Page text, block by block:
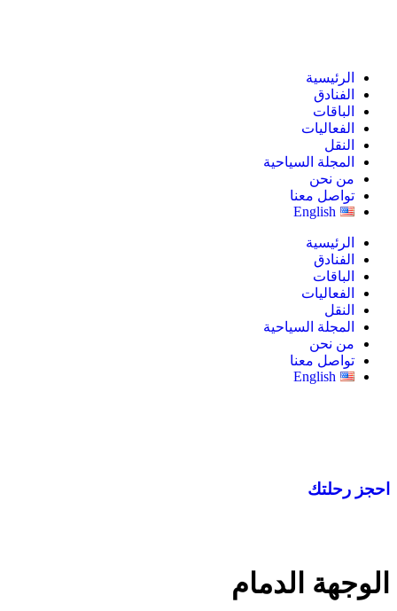
الرئيسية
الفنادق
الباقات
الفعاليات
النقل
المجلة السياحية
من نحن
تواصل معنا
English
الرئيسية
الفنادق
الباقات
الفعاليات
النقل
المجلة السياحية
من نحن
تواصل معنا
English
احجز رحلتك
الوجهة الدمام